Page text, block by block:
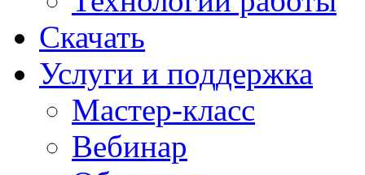
Скачать
Услуги и поддержка
Мастер-класс
Вебинар